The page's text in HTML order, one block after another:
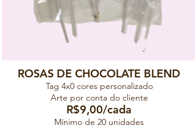
ROSAS DE CHOCOLATE BLEND
Tag 4x0 cores personalizado
Arte por conta do cliente
R$9,00/cada
Mínimo de 20 unidades